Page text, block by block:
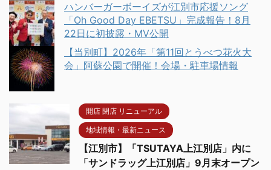
ハンバーガーボーイズが江別市応援ソング
「Oh Good Day EBETSU」完成報告！8月
22日に初披露・MV公開
【当別町】2026年「第11回とうべつ花火大
会」阿蘇公園で開催！会場・駐車場情報
開店 閉店 リニューアル
地域情報・最新ニュース
【江別市】「TSUTAYA上江別店」内に
「サンドラッグ上江別店」9月末オープン